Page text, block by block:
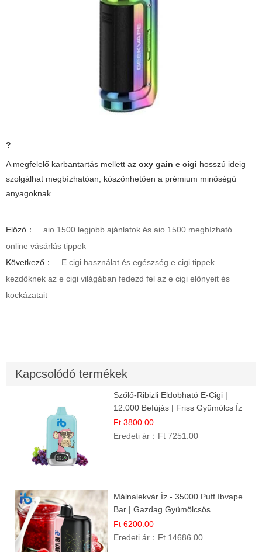
?
A megfelelő karbantartás mellett az oxy gain e cigi hosszú ideig
szolgálhat megbízhatóan, köszönhetően a prémium minőségű
anyagoknak.
Előző：
aio 1500 legjobb ajánlatok és aio 1500 megbízható
online vásárlás tippek
Következő：
E cigi használat és egészség e cigi tippek
kezdőknek az e cigi világában fedezd fel az e cigi előnyeit és
kockázatait
Kapcsolódó termékek
Szőlő-Ribizli Eldobható E-Cigi |
12.000 Befújás | Friss Gyümölcs Íz
Ft 3800.00
Eredeti ár： Ft 7251.00
Málnalekvár Íz - 35000 Puff Ibvape
Bar | Gazdag Gyümölcsös
Ízélmény!
Ft 6200.00
Eredeti ár： Ft 14686.00